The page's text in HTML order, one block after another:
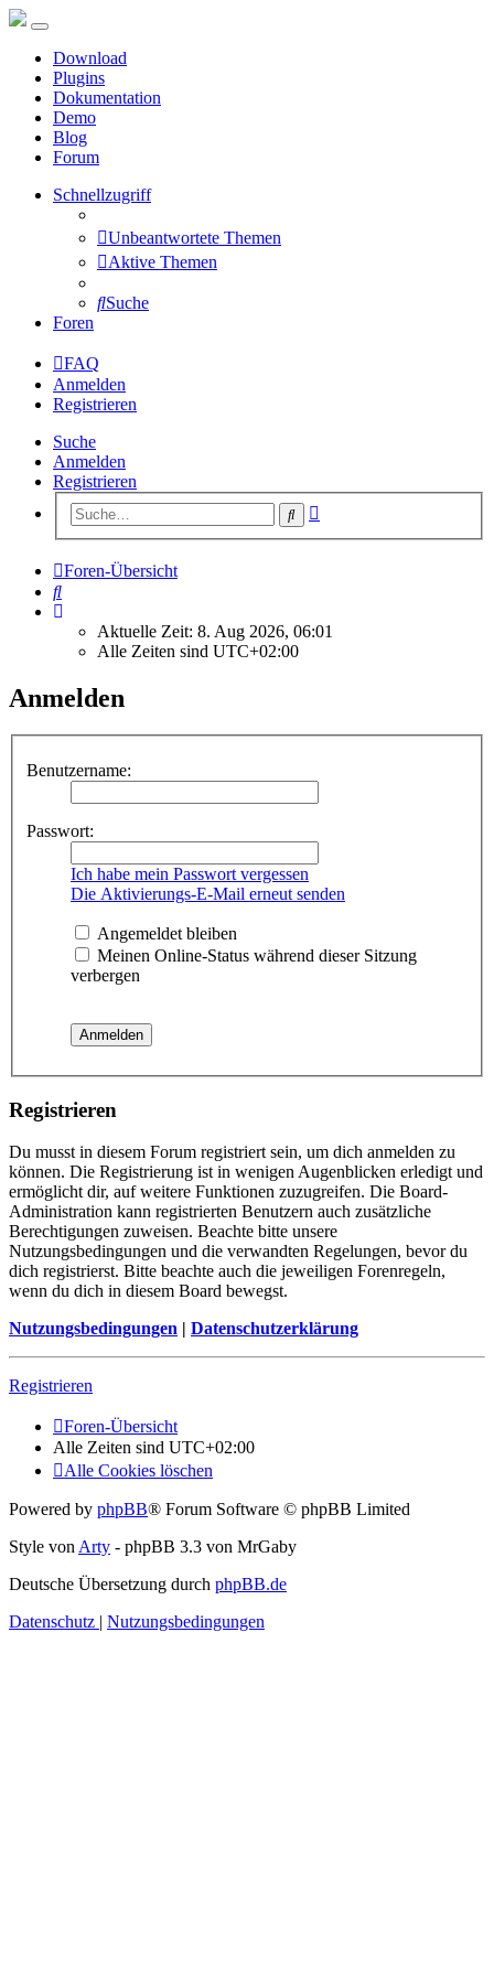
Download
Plugins
Dokumentation
Demo
Blog
Forum
Schnellzugriff
Unbeantwortete Themen
Aktive Themen
Suche
Foren
FAQ
Anmelden
Registrieren
Suche
Anmelden
Registrieren
Suche
Foren-Übersicht
Suche
Aktuelle Zeit: 8. Aug 2026, 06:01
Alle Zeiten sind UTC+02:00
Anmelden
Benutzername:
Passwort:
Ich habe mein Passwort vergessen
Die Aktivierungs-E-Mail erneut senden
Angemeldet bleiben
Meinen Online-Status während dieser Sitzung
verbergen
Registrieren
Du musst in diesem Forum registriert sein, um dich anmelden zu
können. Die Registrierung ist in wenigen Augenblicken erledigt und
ermöglicht dir, auf weitere Funktionen zuzugreifen. Die Board-
Administration kann registrierten Benutzern auch zusätzliche
Berechtigungen zuweisen. Beachte bitte unsere
Nutzungsbedingungen und die verwandten Regelungen, bevor du
dich registrierst. Bitte beachte auch die jeweiligen Forenregeln,
wenn du dich in diesem Board bewegst.
Nutzungsbedingungen | Datenschutzerklärung
Registrieren
Foren-Übersicht
Alle Zeiten sind UTC+02:00
Alle Cookies löschen
Powered by phpBB® Forum Software © phpBB Limited
Style vonArty - phpBB 3.3 von MrGaby
Deutsche Übersetzung durch phpBB.de
Datenschutz | Nutzungsbedingungen